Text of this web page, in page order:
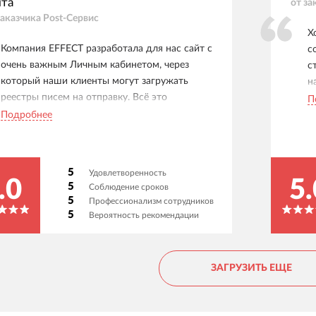
Post-Сервис
Компания EFFECT разработала для нас сайт с
очень важным Личным кабинетом, через
который наши клиенты могут загружать
реестры писем на отправку. Всё это
интегрировано с нашей 1С, которую также
всегда на связи, никогда ни в чем не
отказывают, всегда советуют как лучше. При
этом ценник за час работы у них очень
Подробнее
5 Удовлетворенность
5 Соблюдение сроков
5 Профессионализм сотрудников
5 Вероятность рекомендации
от
ЗАГРУЗИТЬ ЕЩЕ